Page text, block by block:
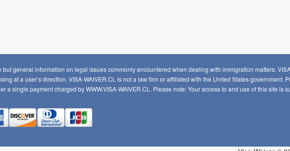
general information on legal issues commonly encountered when dealing with immigration matters.
at a user’s direction. VISA-WAIVER.CL is not a law firm or affiliated with the United States government.
a single payment charged by WWW.VISA-WAIVER.CL. Please note: Your access to and use of this site is